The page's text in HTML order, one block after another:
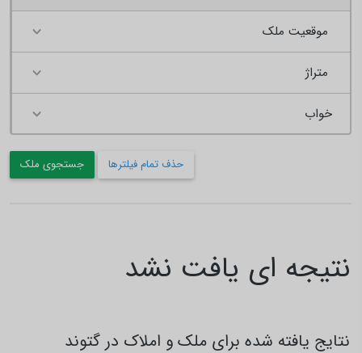
موقعیت ملک
متراژ
جستجوی ملک حذف تمام فیلترها
نتیجه ای یافت نشد
نتایج یافته شده برای ملک و املاک در گتوند